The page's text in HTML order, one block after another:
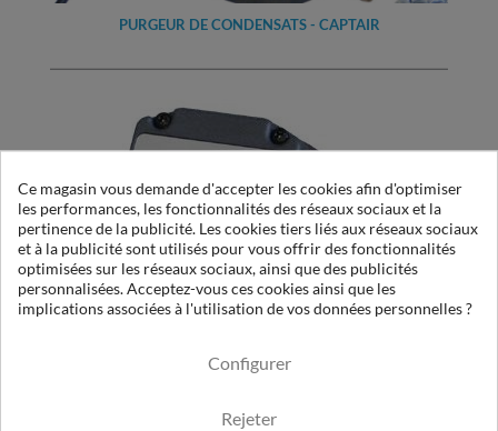
PURGEUR DE CONDENSATS - CAPTAIR
Ce magasin vous demande d'accepter les cookies afin d'optimiser
les performances, les fonctionnalités des réseaux sociaux et la
pertinence de la publicité. Les cookies tiers liés aux réseaux sociaux
et à la publicité sont utilisés pour vous offrir des fonctionnalités
optimisées sur les réseaux sociaux, ainsi que des publicités
personnalisées. Acceptez-vous ces cookies ainsi que les
implications associées à l'utilisation de vos données personnelles ?
Configurer
Rejeter